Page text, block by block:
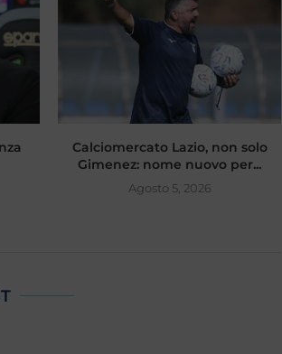
Calciomercato Lazio, non solo
Gimenez: nome nuovo per...
Agosto 5, 2026